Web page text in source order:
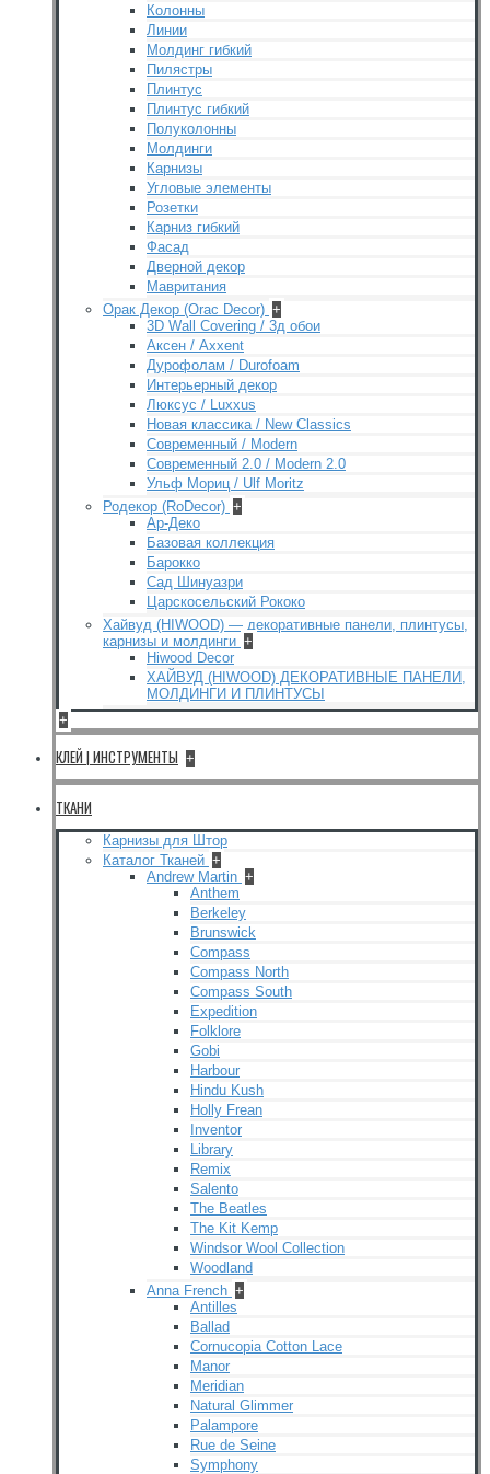
Колонны
Линии
Молдинг гибкий
Пилястры
Плинтус
Плинтус гибкий
Полуколонны
Молдинги
Карнизы
Угловые элементы
Розетки
Карниз гибкий
Фасад
Дверной декор
Мавритания
Орак Декор (Orac Decor) +
3D Wall Covering / 3д обои
Аксен / Axxent
Дурофолам / Durofoam
Интерьерный декор
Люксус / Luxxus
Новая классика / New Classics
Современный / Modern
Современный 2.0 / Modern 2.0
Ульф Мориц / Ulf Moritz
Родекор (RoDecor) +
Ар-Деко
Базовая коллекция
Барокко
Сад Шинуазри
Царскосельский Рококо
Хайвуд (HIWOOD) — декоративные панели, плинтусы,
карнизы и молдинги +
Hiwood Decor
ХАЙВУД (HIWOOD) ДЕКОРАТИВНЫЕ ПАНЕЛИ,
МОЛДИНГИ И ПЛИНТУСЫ
+
КЛЕЙ | ИНСТРУМЕНТЫ +
ТКАНИ
Карнизы для Штор
Каталог Тканей +
Andrew Martin +
Anthem
Berkeley
Brunswick
Compass
Compass North
Compass South
Expedition
Folklore
Gobi
Harbour
Hindu Kush
Holly Frean
Inventor
Library
Remix
Salento
The Beatles
The Kit Kemp
Windsor Wool Collection
Woodland
Anna French +
Antilles
Ballad
Cornucopia Cotton Lace
Manor
Meridian
Natural Glimmer
Palampore
Rue de Seine
Symphony